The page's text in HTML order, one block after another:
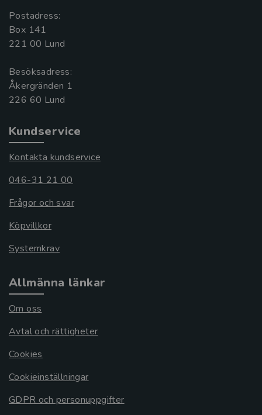
Postadress:
Box 141
221 00 Lund
Besöksadress:
Åkergränden 1
Kundservice
Kontakta kundservice
046-31 21 00
Frågor och svar
Köpvillkor
Systemkrav
Allmänna länkar
Om oss
Avtal och rättigheter
Cookies
Cookieinställningar
GDPR och personuppgifter